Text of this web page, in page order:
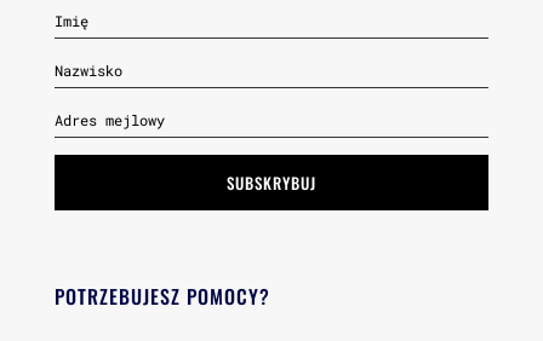
SUBSKRYBUJ
POTRZEBUJESZ POMOCY?